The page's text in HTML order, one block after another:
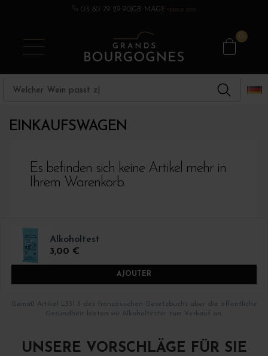
03 80 79 29 90GB MAG Espace pro
0
EINKAUFSWAGEN
Es befinden sich keine Artikel mehr in
Ihrem Warenkorb.
Alkoholtest
3,00 €
AJOUTER
Gemäß Artikel L331-3 des französischen Gesetzbuchs über die öffentliche
Gesundheit bieten wir Alkoholtester zum Verkauf an.
UNSERE VORSCHLÄGE FÜR SIE